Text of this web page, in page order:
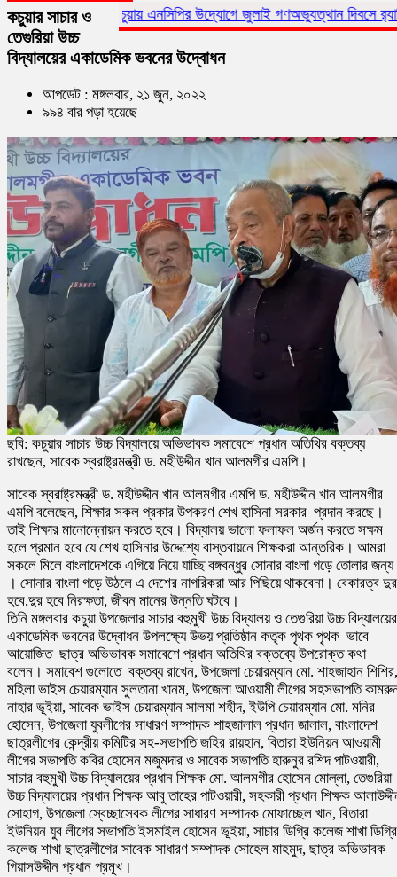
কচুয়ায় এনসিপির উদ্যোগে জুলাই গণঅভ্যুত্থান দিবসে র‌্যালি ও আলোচনা সভা
কচুয়ার সাচার ও
তেগুরিয়া উচ্চ
বিদ্যালয়ের একাডেমিক ভবনের উদ্বোধন
আপডেট : মঙ্গলবার, ২১ জুন, ২০২২
৯৯৪ বার পড়া হয়েছে
ছবি: কচুয়ার সাচার উচ্চ বিদ্যালয়ে অভিভাবক সমাবেশে প্রধান অতিথির বক্তব্য
রাখছেন, সাবেক স্বরাষ্ট্রমন্ত্রী ড. মহীউদ্দীন খান আলমগীর এমপি।
সাবেক স্বরাষ্ট্রমন্ত্রী ড. মহীউদ্দীন খান আলমগীর এমপি ড. মহীউদ্দীন খান আলমগীর
এমপি বলেছেন, শিক্ষার সকল প্রকার উপকরণ শেখ হাসিনা সরকার প্রদান করছে।
তাই শিক্ষার মানোন্নোয়ন করতে হবে। বিদ্যালয় ভালো ফলাফল অর্জন করতে সক্ষম
হলে প্রমান হবে যে শেখ হাসিনার উদ্দেশ্যে বাস্তবায়নে শিক্ষকরা আন্তরিক। আমরা
সকলে মিলে বাংলাদেশকে এগিয়ে নিয়ে যাচ্ছি বঙ্গবন্ধুর সোনার বাংলা গড়ে তোলার জন্য
। সোনার বাংলা গড়ে উঠলে এ দেশের নাগরিকরা আর পিছিয়ে থাকবেনা। বেকারত্ব দুর
হবে,দুর হবে নিরক্ষতা, জীবন মানের উন্নতি ঘটবে।
তিনি মঙ্গলবার কচুয়া উপজেলার সাচার বহুমুখী উচ্চ বিদ্যালয় ও তেগুরিয়া উচ্চ বিদ্যালয়ের
একাডেমিক ভবনের উদ্বোধন উপলক্ষ্যে উভয় প্রতিষ্ঠান কতৃক পৃথক পৃথক ভাবে
আয়োজিত ছাত্র অভিভাবক সমাবেশে প্রধান অতিথির বক্তব্যে উপরোক্ত কথা
বলেন। সমাবেশ গুলোতে বক্তব্য রাখেন, উপজেলা চেয়ারম্যান মো. শাহজাহান শিশির,
মহিলা ভাইস চেয়ারম্যান সুলতানা খানম, উপজেলা আওয়ামী লীগের সহসভাপতি
নাহার ভূইয়া, সাবেক ভাইস চেয়ারম্যান সালমা শহীদ, ইউপি চেয়ারম্যান মো. মনির
হোসেন, উপজেলা যুবলীগের সাধারণ সম্পাদক শাহজালাল প্রধান জালাল, বাংলাদেশ
ছাত্রলীগের কেন্দ্রীয় কমিটির সহ-সভাপতি জহির রায়হান, বিতারা ইউনিয়ন আওয়ামী
লীগের সভাপতি কবির হোসেন মজুমদার ও সাবেক সভাপতি হারুনুর রশিদ পাটওয়ারী,
সাচার বহুমুখী উচ্চ বিদ্যালয়ের প্রধান শিক্ষক মো. আলমগীর হোসেন মোল্লা, তেগুরিয়া
উচ্চ বিদ্যালয়ের প্রধান শিক্ষক আবু তাহের পাটওয়ারী, সহকারী প্রধান শিক্ষক
সোহাগ, উপজেলা স্বেচ্ছাসেবক লীগের সাধারণ সম্পাদক মোফাচ্ছেল খান, বিতারা
ইউনিয়ন যুব লীগের সভাপতি ইসমাইল হোসেন ভূইয়া, সাচার ডিগ্রি কলেজ শাখা ডিগ্রি
কলেজ শাখা ছাত্রলীগের সাবেক সাধারণ সম্পাদক সোহেল মাহমুদ, ছাত্র অভিভাবক
গিয়াসউদ্দীন প্রধান প্রমূখ।